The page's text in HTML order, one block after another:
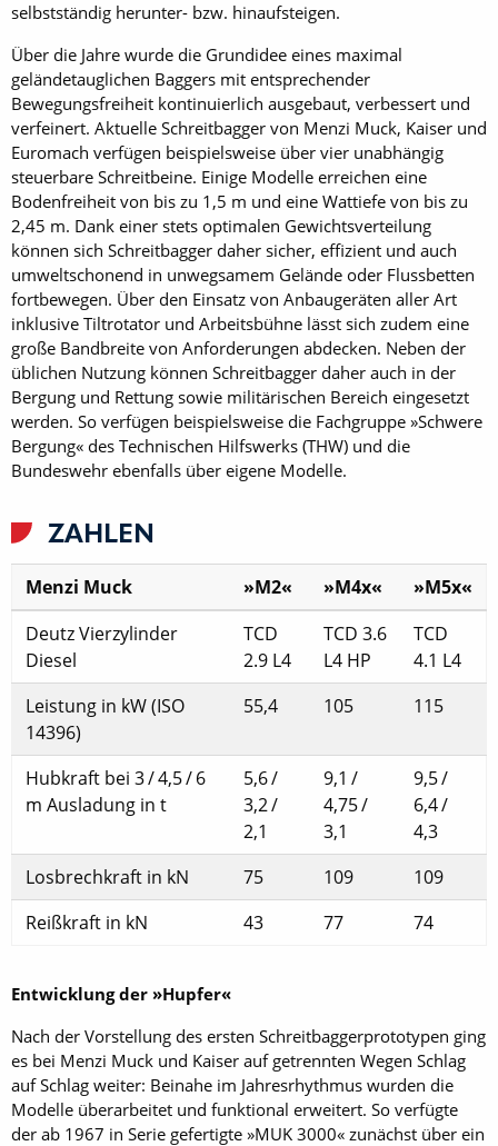
selbstständig herunter- bzw. hinaufsteigen.
Über die Jahre wurde die Grundidee eines maximal
geländetauglichen Baggers mit entsprechender
Bewegungsfreiheit kontinuierlich ausgebaut, verbessert und
verfeinert. Aktuelle Schreitbagger von Menzi Muck, Kaiser und
Euromach verfügen beispielsweise über vier unabhängig
steuerbare Schreitbeine. Einige Modelle erreichen eine
Bodenfreiheit von bis zu 1,5 m und eine Wattiefe von bis zu
2,45 m. Dank einer stets optimalen Gewichtsverteilung
können sich Schreitbagger daher sicher, effizient und auch
umweltschonend in unwegsamem Gelände oder Flussbetten
fortbewegen. Über den Einsatz von Anbaugeräten aller Art
inklusive Tiltrotator und Arbeitsbühne lässt sich zudem eine
große Bandbreite von Anforderungen abdecken. Neben der
üblichen Nutzung können Schreitbagger daher auch in der
Bergung und Rettung sowie militärischen Bereich eingesetzt
werden. So verfügen beispielsweise die Fachgruppe »Schwere
Bergung« des Technischen Hilfswerks (THW) und die
Bundeswehr ebenfalls über eigene Modelle.
ZAHLEN
Menzi Muck »M2« »M4x«
»M5x«
Deutz Vierzylinder
Diesel
TCD
2.9 L4
TCD 3.6
L4 HP
TCD
4.1 L4
Leistung in kW (ISO
14396)
55,4 105 115
Hubkraft bei 3 / 4,5 / 6
m Ausladung in t
5,6 /
3,2 /
2,1
9,1 /
4,75 /
3,1
9,5 /
6,4 /
4,3
Losbrechkraft in kN
75 109
109
Reißkraft in kN
43 77 74
Entwicklung der »Hupfer«
Nach der Vorstellung des ersten Schreitbaggerprototypen ging
es bei Menzi Muck und Kaiser auf getrennten Wegen Schlag
auf Schlag weiter: Beinahe im Jahresrhythmus wurden die
Modelle überarbeitet und funktional erweitert. So verfügte
der ab 1967 in Serie gefertigte »MUK 3000« zunächst über ein